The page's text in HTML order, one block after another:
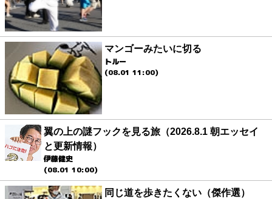
マンゴーみたいに切る
トルー
(08.01 11:00)
翼の上の謎フックを見る旅（2026.8.1 朝エッセイ
と更新情報）
伊藤健史
(08.01 10:00)
同じ道を歩きたくない（傑作選）